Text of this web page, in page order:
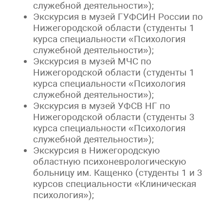
служебной деятельности»);
Экскурсия в музей ГУФСИН России по
Нижегородской области (студенты 1
курса специальности «Психология
служебной деятельности»);
Экскурсия в музей МЧС по
Нижегородской области (студенты 1
курса специальности «Психология
служебной деятельности»);
Экскурсия в музей УФСВ НГ по
Нижегородской области (студенты 3
курса специальности «Психология
служебной деятельности»);
Экскурсия в Нижегородскую
областную психоневрологическую
больницу им. Кащенко (студенты 1 и 3
курсов специальности «Клиническая
психология»);